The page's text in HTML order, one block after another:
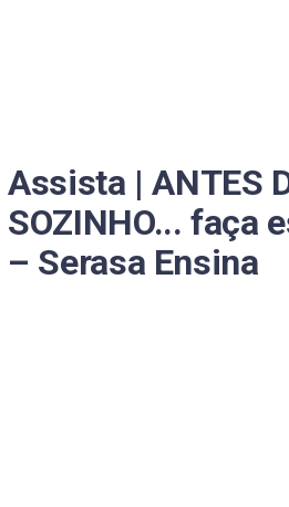
Assista | ANTES
SOZINHO... faça
– Serasa Ensina